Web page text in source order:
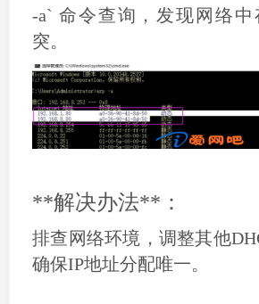
-a` 命令查询，发现网络中
突。
**解决办法**：
排查网络环境，调整其他
确保IP地址分配唯一。